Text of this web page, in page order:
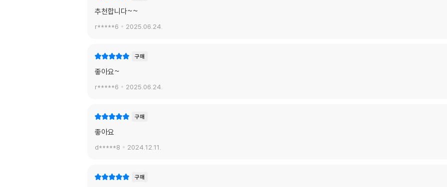
추천합니다~~
r*****6 2025.06.24.
구매
좋아요~
r*****6 2025.06.24.
구매
좋아요
d*****8 2024.12.11.
구매